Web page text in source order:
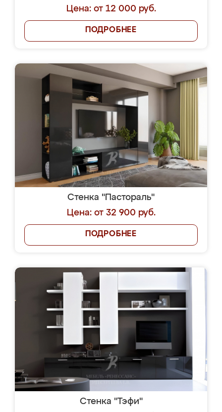
Цена: от 12 000 руб.
ПОДРОБНЕЕ
Стенка "Пастораль"
Цена: от 32 900 руб.
ПОДРОБНЕЕ
Стенка "Тэфи"